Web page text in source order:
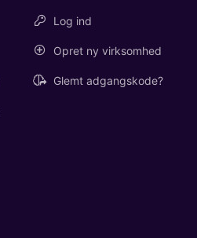
Log ind
Opret ny virksomhed
Glemt adgangskode?